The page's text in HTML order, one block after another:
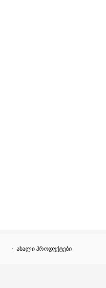
ახალი პროდუქტები